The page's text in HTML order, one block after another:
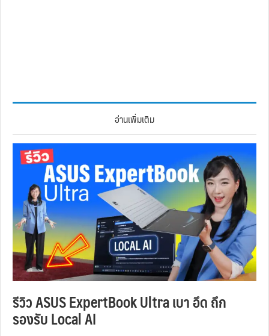
อ่านเพิ่มเติม
รีวิว ASUS ExpertBook Ultra เบา อึด ถึก
รองรับ Local AI